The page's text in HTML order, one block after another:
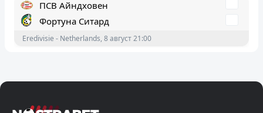
Депортиво Риестра
Естудиантес де Ла Плата
Primera Division - Argentina, 8 август 20:45
Серкъл Брюж